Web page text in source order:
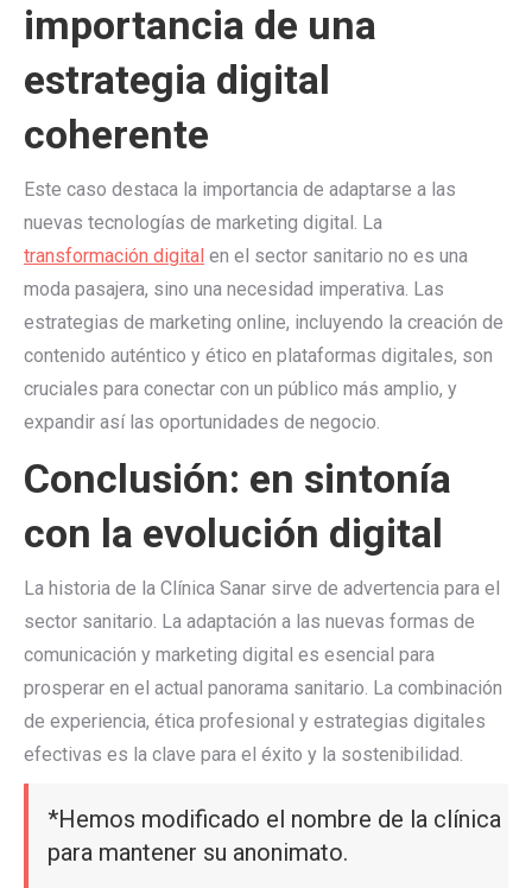
importancia de una
estrategia digital
coherente
Este caso destaca la importancia de adaptarse a las
nuevas tecnologías de marketing digital. La
transformación digital en el sector sanitario no es una
moda pasajera, sino una necesidad imperativa. Las
estrategias de marketing online, incluyendo la creación de
contenido auténtico y ético en plataformas digitales, son
cruciales para conectar con un público más amplio, y
expandir así las oportunidades de negocio.
Conclusión: en sintonía
con la evolución digital
La historia de la Clínica Sanar sirve de advertencia para el
sector sanitario. La adaptación a las nuevas formas de
comunicación y marketing digital es esencial para
prosperar en el actual panorama sanitario. La combinación
de experiencia, ética profesional y estrategias digitales
efectivas es la clave para el éxito y la sostenibilidad.
*Hemos modificado el nombre de la clínica
para mantener su anonimato.